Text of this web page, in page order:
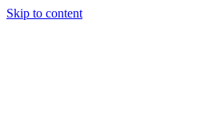
Skip to content